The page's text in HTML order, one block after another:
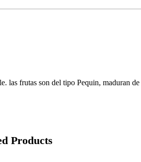
las frutas son del tipo Pequin, maduran
Products